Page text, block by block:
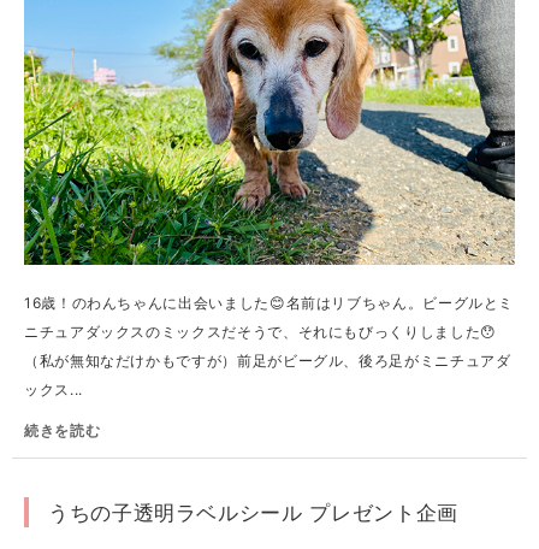
16歳！のわんちゃんに出会いました😊名前はリブちゃん。ビーグルとミ
ニチュアダックスのミックスだそうで、それにもびっくりしました😯
（私が無知なだけかもですが）前足がビーグル、後ろ足がミニチュアダ
ックス...
続きを読む
うちの子透明ラベルシール プレゼント企画